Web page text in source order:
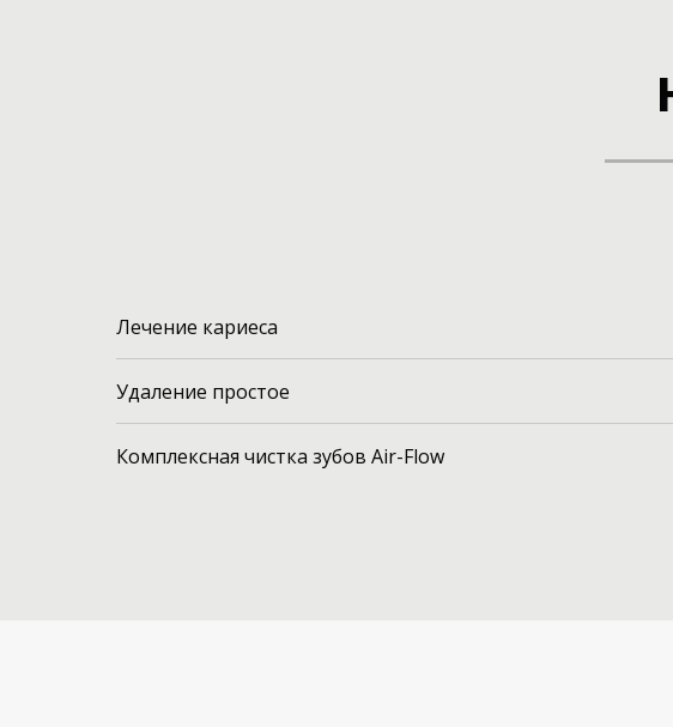
Лечение кариеса
Удаление простое
Комплексная чистка зубов Air-Flow